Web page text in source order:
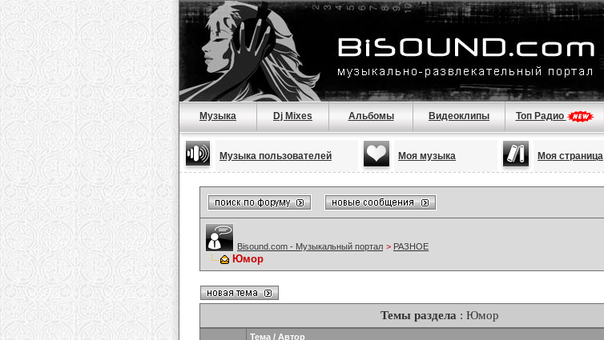
Музыка Dj Mixes Альбомы Видеоклипы Топ Радио
Музыка пользователей Моя музыка Моя страница
Bisound.com - Музыкальный портал > РАЗНОЕ
Юмор
Темы раздела : Юмор
Тема / Автор